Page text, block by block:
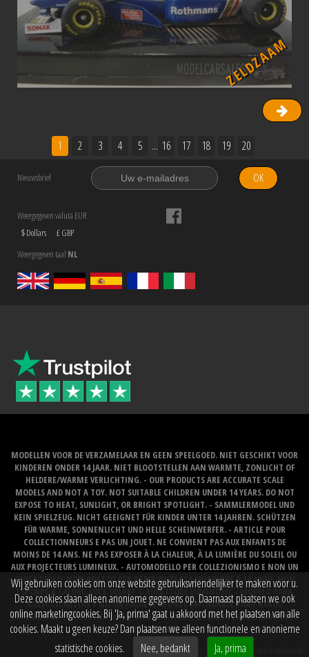
ZELDZAAM
1 2 3 4 5 ... 16 17 18 19 20
Nieuwsbrief OK
Weergegeven valuta EUR
$ Dollars
£ GBP
Weergegeven taal NL
MODELLEN VOOR DE VERZAMELAAR EN GEEN SPEELGOED. NIET GESCHIKT VOOR
KINDEREN ONDER 14 JAAR. NIET BLOOTSTELLEN AAN WARMTE, ZONLICHT OF
HELDERE/WARME VERLICHTING. - OUR PRODUCTS ARE ACCURATE SCALE
MODELS AND NOT A TOY. NOT SUITABLE CHILDREN UNDER 14 YEARS. DO NOT
EXPOSE TO HEAT, SUNLIGHT, OR BRIGHT SPOTLIGHT. - SAMMLERMODEL UND
KEIN SPIELZEUG. NICHT GEEIGNET FÜR KINDER UNTER 14 JAHREN. SCHÜTZEN
FÜR WARME, SONNENLICHT UND HELLE SCHEINWERFER. - ARTICLE POUR
COLLECTIONNEURS E PAS UN JOUET. NE CONVIENT PAS AUX ENFANTS DE
MOINS DE 14 ANS. NE PAS EXPOSER À LA CHALEUR, À LA LUMIÈRE DU SOLEIL OU
AUX PROJECTEURS LUMINEUX. - AUTOMODELLO PER COLLEZIONISMO E NON UN
GIOCATTOLO. NON ADATTO PER BAMBINI DI ETA INFERIORE A 14 ANNI. NON
ESPORRE A CALORE, LUCE SOLARE O RIFLETTORE LUMINOSO. - MODELO PARA
COLECCIONISTAS Y NO UN JUGUETE. NO RECOMENDABLE PARA NINOS
MENORES DE 14 ANOS. NO LO EXPONGA AL CALOR, LA LUZ DEL SOL O LOS FOCOS
BRILLANTES.
Website created byBOMS creative web works
Wij gebruiken cookies om onze website gebruiksvriendelijker te maken voor u.
Deze cookies slaan alleen anonieme gegevens op. Daarnaast plaatsen we ook
online marketingcookies. Bij 'Ja, prima' gaat u akkoord met het plaatsen van alle
cookies. Maakt u geen keuze? Dan plaatsen we alleen functionele en anonieme
statistische cookies.
Nee, bedankt Ja, prima